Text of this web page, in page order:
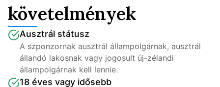
követelmények
Ausztrál státusz
A szponzornak ausztrál állampolgárnak, ausztrál
állandó lakosnak vagy jogosult új-zélandi
állampolgárnak kell lennie.
18 éves vagy idősebb